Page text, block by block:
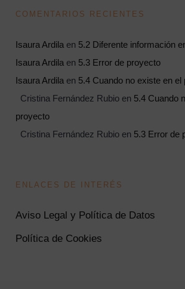
COMENTARIOS RECIENTES
Isaura Ardila en 5.2 Diferente información
Isaura Ardila en 5.3 Error de proyecto
Isaura Ardila en 5.4 Cuando no existe en el
Cristina Fernández Rubioen 5.4 Cuando
proyecto
Cristina Fernández Rubioen 5.3 Error de
ENLACES DE INTERÉS
Aviso Legal y Política de Datos
Política de Cookies